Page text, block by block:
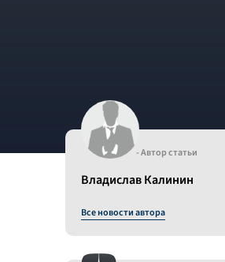
- Автор статьи
Владислав Калинин
Все новости автора